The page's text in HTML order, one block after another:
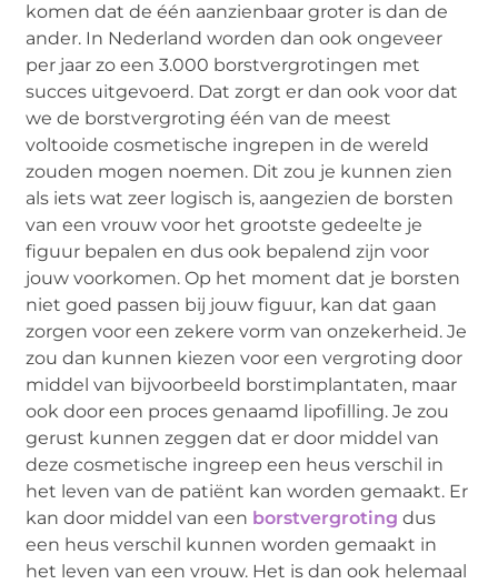
komen dat de één aanzienbaar groter is dan de
ander. In Nederland worden dan ook ongeveer
per jaar zo een 3.000 borstvergrotingen met
succes uitgevoerd. Dat zorgt er dan ook voor dat
we de borstvergroting één van de meest
voltooide cosmetische ingrepen in de wereld
zouden mogen noemen. Dit zou je kunnen zien
als iets wat zeer logisch is, aangezien de borsten
van een vrouw voor het grootste gedeelte je
figuur bepalen en dus ook bepalend zijn voor
jouw voorkomen. Op het moment dat je borsten
niet goed passen bij jouw figuur, kan dat gaan
zorgen voor een zekere vorm van onzekerheid. Je
zou dan kunnen kiezen voor een vergroting door
middel van bijvoorbeeld borstimplantaten, maar
ook door een proces genaamd lipofilling. Je zou
gerust kunnen zeggen dat er door middel van
deze cosmetische ingreep een heus verschil in
het leven van de patiënt kan worden gemaakt. Er
kan door middel van een borstvergroting dus
een heus verschil kunnen worden gemaakt in
het leven van een vrouw. Het is dan ook helemaal